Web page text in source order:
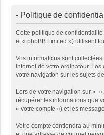
- Politique de
Cette politique de
et « phpBB Limited ») utilisent
Vos informations sont
internet de votre ordinateur.
votre navigation sur les sujets
Lors de votre navigation sur «
récupérer les informations que
« votre compte ») et les
Votre compte contiendra au